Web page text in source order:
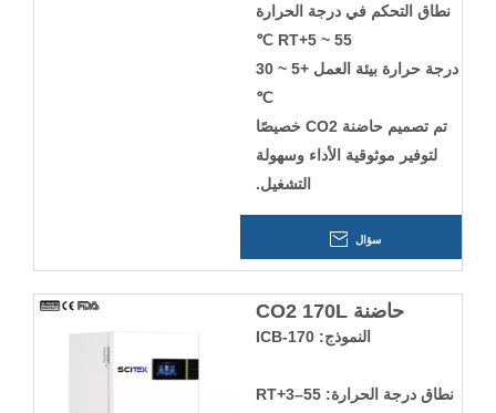
نطاق التحكم في درجة الحرارة
RT+5 ~ 55 ℃
درجة حرارة بيئة العمل +5 ~ 30
℃
تم تصميم حاضنة CO2 خصيصًا
لتوفير موثوقية الأداء وسهولة
التشغيل.
سؤال
حاضنة CO2 170L
النموذج: ICB-170
نطاق درجة الحرارة: RT+3–55